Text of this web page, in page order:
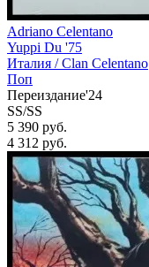
Adriano Celentano
Yuppi Du '75
Италия /Clan Celentano
Поп
Переиздание'24
SS/SS
5 390 руб.
4 312 руб.